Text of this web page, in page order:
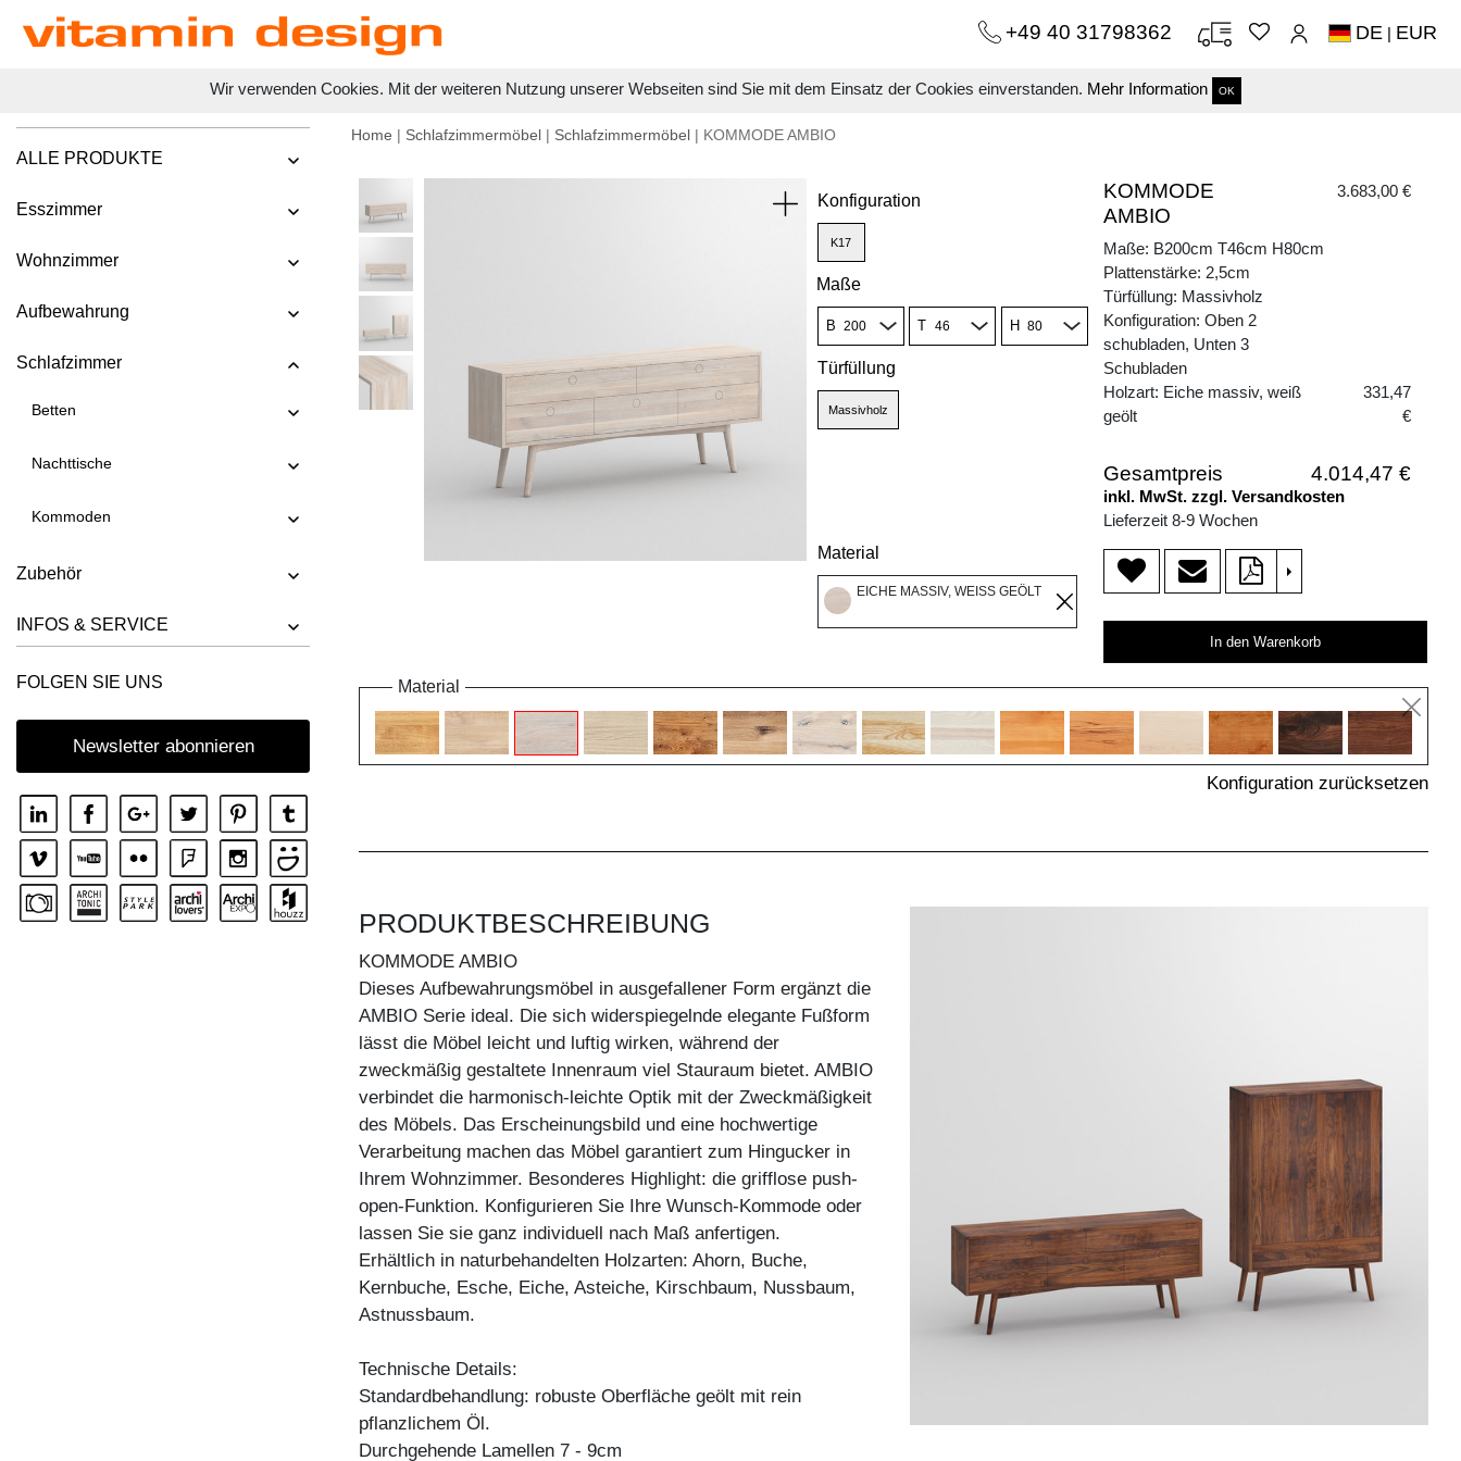
Wir verwenden Cookies. Mit der weiteren Nutzung unserer Webseiten sind Sie mit dem Einsatz der Cookies einverstanden. Mehr Information OK
+49 40 31798362 DE | EUR
ALLE PRODUKTE
Esszimmer
Wohnzimmer
Aufbewahrung
Schlafzimmer
Betten
Nachttische
Kommoden
Zubehör
INFOS & SERVICE
FOLGEN SIE UNS
Newsletter abonnieren
Home | Schlafzimmermöbel | Schlafzimmermöbel | KOMMODE AMBIO
Konfiguration
K17
Maße
B T H
Türfüllung
Massivholz
Material
EICHE MASSIV, WEISS GEÖLT
KOMMODE
AMBIO
3.683,00 €
Maße: B200cm T46cm H80cm
Plattenstärke: 2,5cm
Türfüllung: Massivholz
Konfiguration: Oben 2
schubladen, Unten 3
Schubladen
Holzart: Eiche massiv, weiß
geölt
331,47
€
Gesamtpreis 4.014,47 €
inkl. MwSt. zzgl. Versandkosten
Lieferzeit 8-9 Wochen
>
In den Warenkorb
Material
Konfiguration zurücksetzen
PRODUKTBESCHREIBUNG
KOMMODE AMBIO
Dieses Aufbewahrungsmöbel in ausgefallener Form ergänzt die
AMBIO Serie ideal. Die sich widerspiegelnde elegante Fußform
lässt die Möbel leicht und luftig wirken, während der
zweckmäßig gestaltete Innenraum viel Stauraum bietet. AMBIO
verbindet die harmonisch-leichte Optik mit der Zweckmäßigkeit
des Möbels. Das Erscheinungsbild und eine hochwertige
Verarbeitung machen das Möbel garantiert zum Hingucker in
Ihrem Wohnzimmer. Besonderes Highlight: die grifflose push-
open-Funktion. Konfigurieren Sie Ihre Wunsch-Kommode oder
lassen Sie sie ganz individuell nach Maß anfertigen.
Erhältlich in naturbehandelten Holzarten: Ahorn, Buche,
Kernbuche, Esche, Eiche, Asteiche, Kirschbaum, Nussbaum,
Astnussbaum.
Technische Details:
Standardbehandlung: robuste Oberfläche geölt mit rein
pflanzlichem Öl.
Durchgehende Lamellen 7 - 9cm